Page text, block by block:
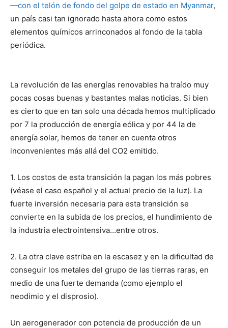
—con el telón de fondo del golpe de estado en Myanmar,
un país casi tan ignorado hasta ahora como estos
elementos químicos arrinconados al fondo de la tabla
periódica.
La revolución de las energías renovables ha traído muy
pocas cosas buenas y bastantes malas noticias. Si bien
es cierto que en tan solo una década hemos multiplicado
por 7 la producción de energía eólica y por 44 la de
energía solar, hemos de tener en cuenta otros
inconvenientes más allá del CO2 emitido.
1. Los costos de esta transición la pagan los más pobres
(véase el caso español y el actual precio de la luz). La
fuerte inversión necesaria para esta transición se
convierte en la subida de los precios, el hundimiento de
la industria electrointensiva…entre otros.
2. La otra clave estriba en la escasez y en la dificultad de
conseguir los metales del grupo de las tierras raras, en
medio de una fuerte demanda (como ejemplo el
neodimio y el disprosio).
Un aerogenerador con potencia de producción de un